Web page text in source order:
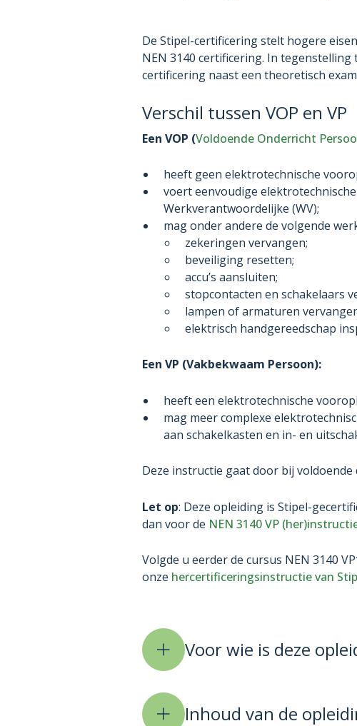
De Stipel-certificering stelt hogere
NEN 3140 certificering. In
certificering naast een theoretisch
Verschil tussen VOP en VP
Een VOP (Voldoende Onderricht
heeft geen elektrotechnische
voert eenvoudige
Werkverantwoordelijke (WV);
mag onder andere de volgende
zekeringen vervangen;
beveiliging resetten;
accu’s aansluiten;
stopcontacten en schakelaars
lampen of armaturen
elektrisch handgereedschap
Een VP (Vakbekwaam Persoon):
heeft een elektrotechnische
mag meer complexe
aan schakelkasten en in- en
Deze instructie gaat door bij voldoende
Let op: Deze opleiding is Stipel-
dan voor de NEN 3140 VP
Volgde u eerder de cursus NEN 3140
onze hercertificeringsinstructie van
Voor wie is deze
Inhoud van de